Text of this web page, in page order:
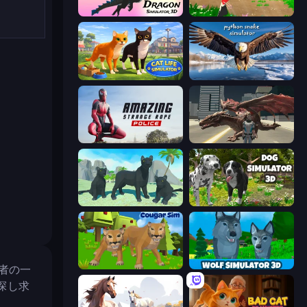
の一
し求
Dragon Simulator 3D Parrot Simulator
Cat Life Simulator 3D Python Snake Simulator
Amazing Strange Rope Police Dragon Vice City
Panther Family Simulator 3D Dog Simulator 3D
Cougar Simulator: Big Cats Wolf Simulator: Wild Animals 3D